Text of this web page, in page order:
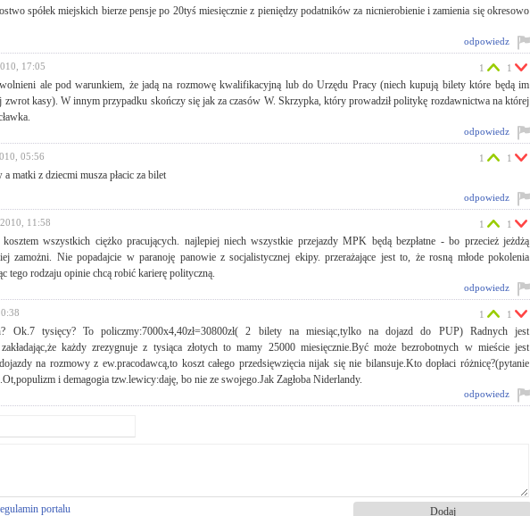
spółek miejskich bierze pensje po 20tyś miesięcznie z pieniędzy podatników za nicnierobienie i zamienia się okresowo
odpowiedz
17:05
ale pod warunkiem, że jadą na rozmowę kwalifikacyjną lub do Urzędu Pracy (niech kupują bilety które będą im
zwrot kasy). W innym przypadku skończy się jak za czasów W. Skrzypka, który prowadził politykę rozdawnictwa na której
1 1
odpowiedz
05:56
matki z dziecmi musza płacic za bilet
1 1
odpowiedz
11:58
wszystkich ciężko pracujących. najlepiej niech wszystkie przejazdy MPK będą bezpłatne - bo przecież jeżdżą
zamożni. Nie popadajcie w paranoję panowie z socjalistycznej ekipy. przerażające jest to, że rosną młode pokolenia
tego rodzaju opinie chcą robić karierę polityczną.
1 1
odpowiedz
Ok.7 tysięcy? To policzmy:7000x4,40zł=30800zł( 2 bilety na miesiąc,tylko na dojazd do PUP) Radnych jest
każdy zrezygnuje z tysiąca złotych to mamy 25000 miesięcznie.Być może bezrobotnych w mieście jest
na rozmowy z ew.pracodawcą,to koszt całego przedsięwzięcia nijak się nie bilansuje.Kto dopłaci różnicę?(pytanie
i demagogia tzw.lewicy:daję, bo nie ze swojego.Jak Zagłoba Niderlandy.
1 1
odpowiedz
portalu